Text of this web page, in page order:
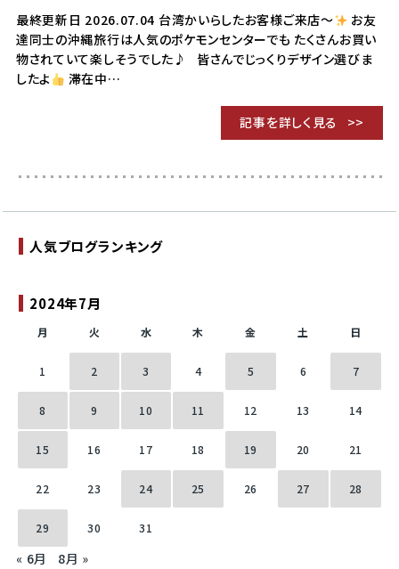
最終更新日 2026.07.04 台湾かいらしたお客様ご来店〜
お友
達同士の沖縄旅行は人気のポケモンセンターでも たくさんお買い
物されていて楽しそうでした♪ 皆さんでじっくりデザイン選びま
したよ
滞在中…
記事を詳しく見る
2024年7月
月 火 水 木 金 土 日
1 2 3 4 5 6 7
8 9 10 11 12 13 14
15 16 17 18 19 20 21
22 23 24 25 26 27 28
29 30 31
« 6月 8月 »
人気ブログランキング